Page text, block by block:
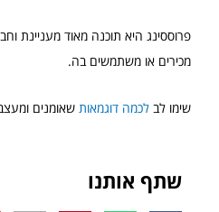
פרוססינג היא תוכנה מאוד מעניינת
מכירים או משתמשים בה.
שימו לבלכמה דוגמאות שאומנים
שתף אותנו